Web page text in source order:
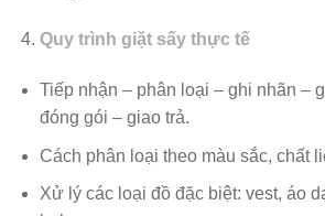
Quy trình giặt sấy thực tế
Tiếp nhận – phân loại – ghi nhãn –
đóng gói – giao trả.
Cách phân loại theo màu sắc, chất
Xử lý các loại đồ đặc biệt: vest, áo